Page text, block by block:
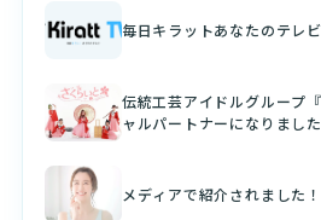
毎日キラットあなたのテレ
伝統工芸アイドルグループ
ャルパートナーになりました
メディアで紹介されました！